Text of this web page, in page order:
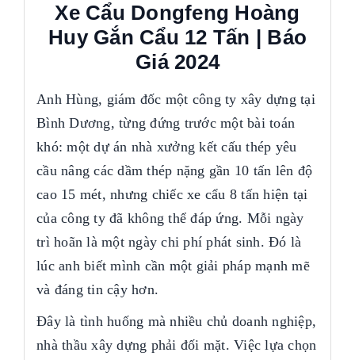
Xe Cẩu Dongfeng Hoàng
Huy Gắn Cẩu 12 Tấn | Báo
Giá 2024
Anh Hùng, giám đốc một công ty xây dựng tại
Bình Dương, từng đứng trước một bài toán
khó: một dự án nhà xưởng kết cấu thép yêu
cầu nâng các dầm thép nặng gần 10 tấn lên độ
cao 15 mét, nhưng chiếc xe cẩu 8 tấn hiện tại
của công ty đã không thể đáp ứng. Mỗi ngày
trì hoãn là một ngày chi phí phát sinh. Đó là
lúc anh biết mình cần một giải pháp mạnh mẽ
và đáng tin cậy hơn.
Đây là tình huống mà nhiều chủ doanh nghiệp,
nhà thầu xây dựng phải đối mặt. Việc lựa chọn